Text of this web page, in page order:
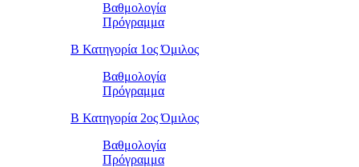
Βαθμολογία
Πρόγραμμα
Β Κατηγορία 1ος Όμιλος
Βαθμολογία
Πρόγραμμα
Β Κατηγορία 2ος Όμιλος
Βαθμολογία
Πρόγραμμα